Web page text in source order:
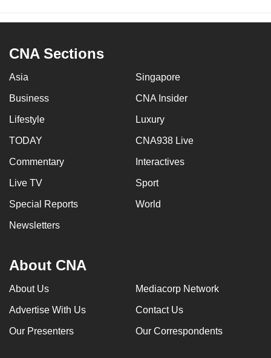
CNA Sections
Asia Singapore
Business CNA Insider
Lifestyle Luxury
TODAY CNA938 Live
Commentary Interactives
Live TV Sport
Special Reports World
Newsletters
About CNA
About Us Mediacorp Network
Advertise With Us Contact Us
Our Presenters Our Correspondents